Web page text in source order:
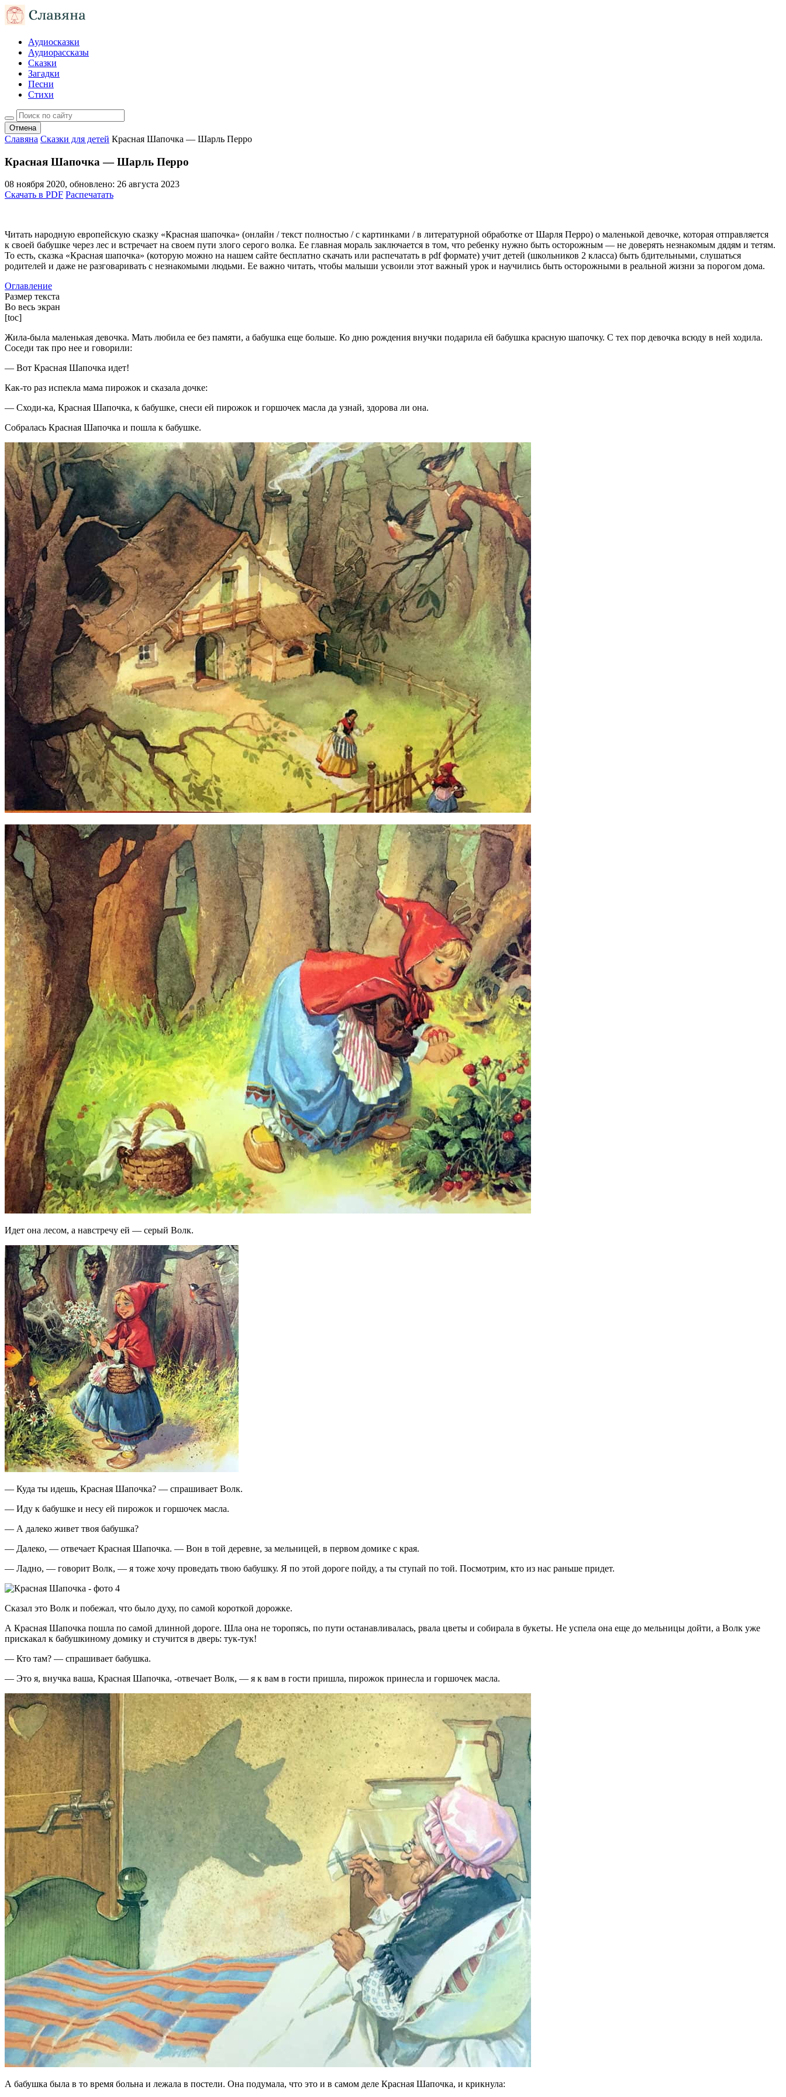
Аудиосказки
Аудиорассказы
Сказки
Загадки
Песни
Стихи
Отмена
Славяна Сказки для детей Красная Шапочка — Шарль Перро
Красная Шапочка — Шарль Перро
08 ноября 2020, обновлено: 26 августа 2023
Скачать в PDF Распечатать
Читать народную европейскую сказку «Красная шапочка» (онлайн / текст полностью / с картинками / в литературной обработке от Шарля Перро) о маленькой девочке, которая отправляется
к своей бабушке через лес и встречает на своем пути злого серого волка. Ее главная мораль заключается в том, что ребенку нужно быть осторожным — не доверять незнакомым дядям и тетям.
То есть, сказка «Красная шапочка» (которую можно на нашем сайте бесплатно скачать или распечатать в pdf формате) учит детей (школьников 2 класса) быть бдительными, слушаться
родителей и даже не разговаривать с незнакомыми людьми. Ее важно читать, чтобы малыши усвоили этот важный урок и научились быть осторожными в реальной жизни за порогом дома.
Оглавление
Размер текста
Во весь экран
[toc]
Жила-была маленькая девочка. Мать любила ее без памяти, а бабушка еще больше. Ко дню рождения внучки подарила ей бабушка красную шапочку. С тех пор девочка всюду в ней ходила.
Соседи так про нее и говорили:
— Вот Красная Шапочка идет!
Как-то раз испекла мама пирожок и сказала дочке:
— Сходи-ка, Красная Шапочка, к бабушке, снеси ей пирожок и горшочек масла да узнай, здорова ли она.
Собралась Красная Шапочка и пошла к бабушке.
Идет она лесом, а навстречу ей — серый Волк.
— Куда ты идешь, Красная Шапочка? — спрашивает Волк.
— Иду к бабушке и несу ей пирожок и горшочек масла.
— А далеко живет твоя бабушка?
— Далеко, — отвечает Красная Шапочка. — Вон в той деревне, за мельницей, в первом домике с края.
— Ладно, — говорит Волк, — я тоже хочу проведать твою бабушку. Я по этой дороге пойду, а ты ступай по той. Посмотрим, кто из нас раньше придет.
Сказал это Волк и побежал, что было духу, по самой короткой дорожке.
А Красная Шапочка пошла по самой длинной дороге. Шла она не торопясь, по пути останавливалась, рвала цветы и собирала в букеты. Не успела она еще до мельницы дойти, а Волк уже
прискакал к бабушкиному домику и стучится в дверь: тук-тук!
— Кто там? — спрашивает бабушка.
— Это я, внучка ваша, Красная Шапочка, -отвечает Волк, — я к вам в гости пришла, пирожок принесла и горшочек масла.
А бабушка была в то время больна и лежала в постели. Она подумала, что это и в самом деле Красная Шапочка, и крикнула: